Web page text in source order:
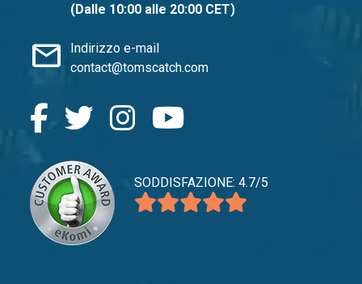
(Dalle 10:00 alle 20:00 CET)
mail
Indirizzo e-mail
contact@tomscatch.com
SODDISFAZIONE: 4.7/5